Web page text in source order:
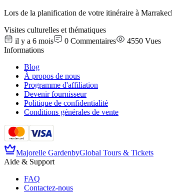
Lors de la planification de votre itinéraire à
Visites culturelles et thématiques
il y a 6 mois
0 Commentaires 4550 Vues
Informations
Blog
À propos de nous
Programme d'affiliation
Devenir fournisseur
Politique de confidentialité
Conditions générales de vente
Majorelle GardenbyGlobal Tours & Tickets
Aide & Support
FAQ
Contactez-nous